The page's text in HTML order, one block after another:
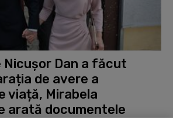
Nicușor Dan a făcut
de avere a
viață, Mirabela
arată documentele